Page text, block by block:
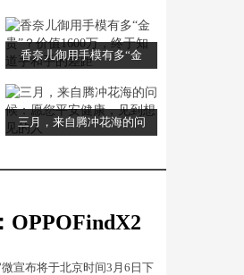
香奈儿御用手模有多“金
三月，来自腾冲花海的问
OPPOFindX2
宣布将于北京时间3月6日下